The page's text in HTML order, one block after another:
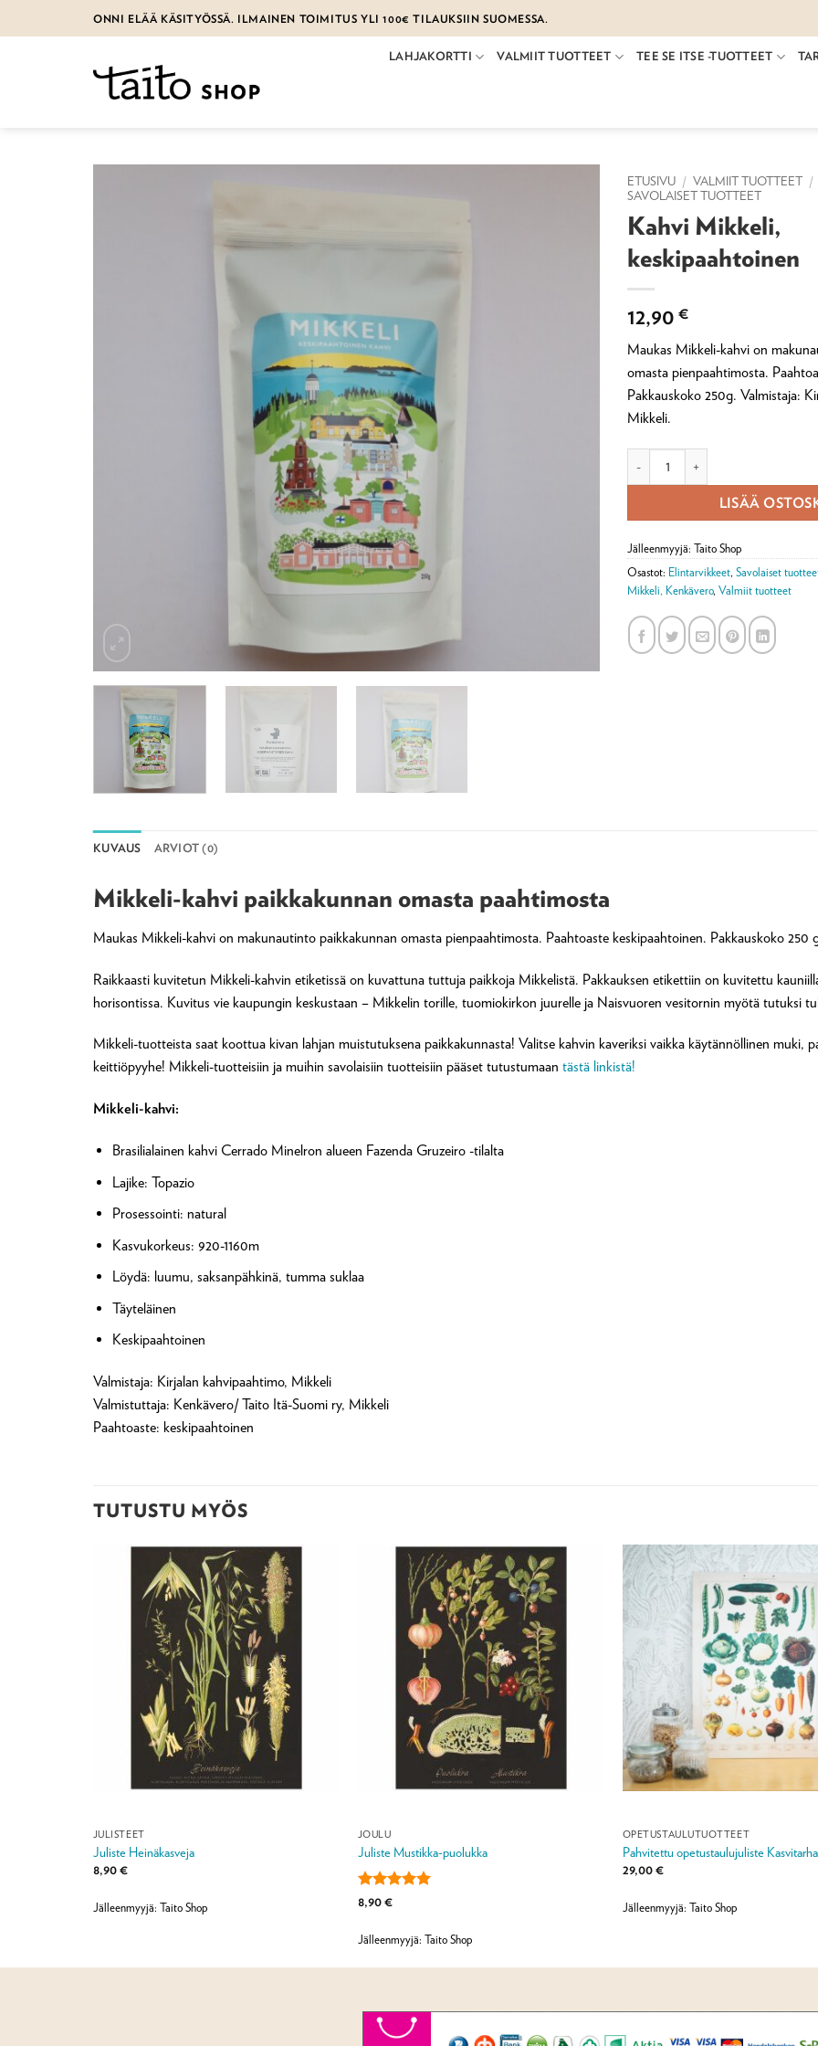
to
ONNI ELÄÄ KÄSITYÖSSÄ. ILMAINEN TOIMITUS YLI 100€ TILAUKSIIN SUOMESSA.
LAHJAKORTTI VALMIIT TUOTTEET TEE SE ITSE -TUOTTEET
ETUSIVU / VALMIIT TUOTTEET /
SAVOLAISET TUOTTEET
Kahvi Mikkeli,
keskipaahtoinen
12,90 €
Maukas Mikkeli-kahvi on
omasta pienpaahtimosta.
Pakkauskoko 250g. Valmistaja:
Mikkeli.
LISÄÄ
Jälleenmyyjä: Taito Shop
Osastot: Elintarvikkeet, Savolaiset
Mikkeli, Kenkävero, Valmiit tuotteet
KUVAUS ARVIOT (0)
Mikkeli-kahvi paikkakunnan omasta paahtimosta
Maukas Mikkeli-kahvi on makunautinto paikkakunnan omasta pienpaahtimosta. Paahtoaste keskipaahtoinen. Pakkauskoko 250
Raikkaasti kuvitetun Mikkeli-kahvin etiketissä on kuvattuna tuttuja paikkoja Mikkelistä. Pakkauksen etikettiin on kuvitettu
horisontissa. Kuvitus vie kaupungin keskustaan – Mikkelin torille, tuomiokirkon juurelle ja Naisvuoren vesitornin myötä tutuksi
Mikkeli-tuotteista saat koottua kivan lahjan muistutuksena paikkakunnasta! Valitse kahvin kaveriksi vaikka käytännöllinen muki,
keittiöpyyhe! Mikkeli-tuotteisiin ja muihin savolaisiin tuotteisiin pääset tutustumaan tästä linkistä!
Mikkeli-kahvi:
Brasilialainen kahvi Cerrado Minelron alueen Fazenda Gruzeiro -tilalta
Lajike: Topazio
Prosessointi: natural
Kasvukorkeus: 920-1160m
Löydä: luumu, saksanpähkinä, tumma suklaa
Täyteläinen
Keskipaahtoinen
Valmistaja: Kirjalan kahvipaahtimo, Mikkeli
Valmistuttaja: Kenkävero/ Taito Itä-Suomi ry, Mikkeli
Paahtoaste: keskipaahtoinen
TUTUSTU MYÖS
JULISTEET
Juliste Heinäkasveja
8,90€
Jälleenmyyjä: Taito Shop
JOULU
Juliste Mustikka-puolukka
Arvostelu
8,90€
Jälleenmyyjä: Taito Shop
OPETUSTAULUTUOTTEET
Pahvitettu opetustaulujuliste Kasvitarha
29,00€
Jälleenmyyjä: Taito Shop